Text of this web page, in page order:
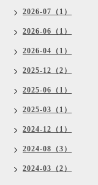
2026-07（1）
2026-06（1）
2026-04（1）
2025-12（2）
2025-06（1）
2025-03（1）
2024-12（1）
2024-08（3）
2024-03（2）